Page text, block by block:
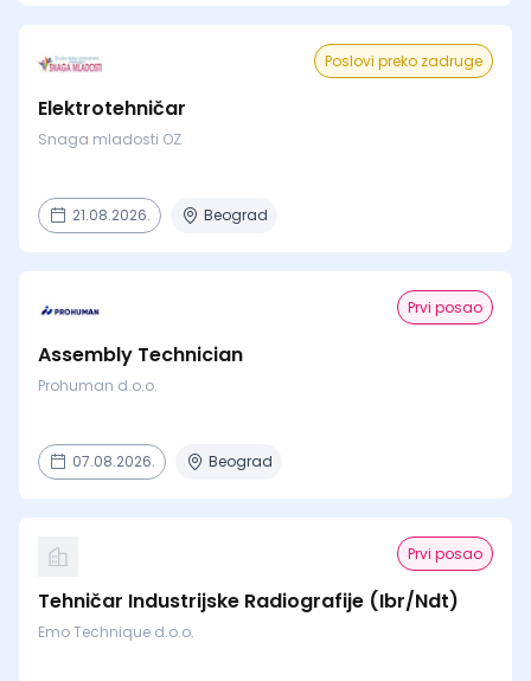
Poslovi preko zadruge
Elektrotehničar
Snaga mladosti OZ
21.08.2026. Beograd
Prvi posao
Assembly Technician
Prohuman d.o.o.
07.08.2026. Beograd
Prvi posao
Tehničar Industrijske Radiografije (Ibr/Ndt)
Emo Technique d.o.o.